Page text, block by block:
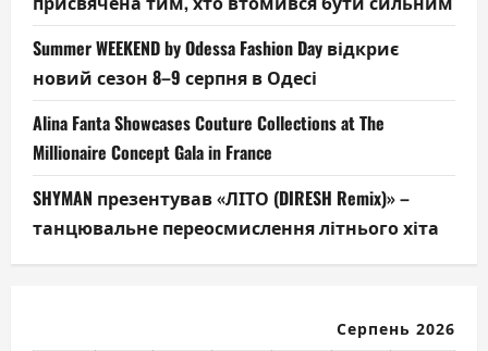
Summer WEEKEND by Odessa Fashion Day відкриє
новий сезон 8–9 серпня в Одесі
Alina Fanta Showcases Couture Collections at The
Millionaire Concept Gala in France
SHYMAN презентував «ЛІТО (DIRESH Remix)» –
танцювальне переосмислення літнього хіта
Серпень 2026